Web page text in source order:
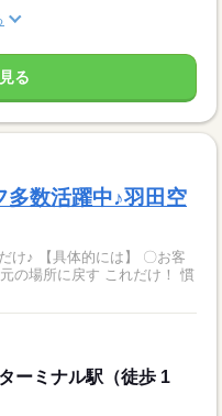
る
多数活躍中♪羽田空
〇お客
す これだけ！ 慣
ーミナル駅（徒歩 1